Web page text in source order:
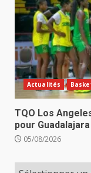
Actualités
TQO Los
pour Guadalajara
05/08/2026